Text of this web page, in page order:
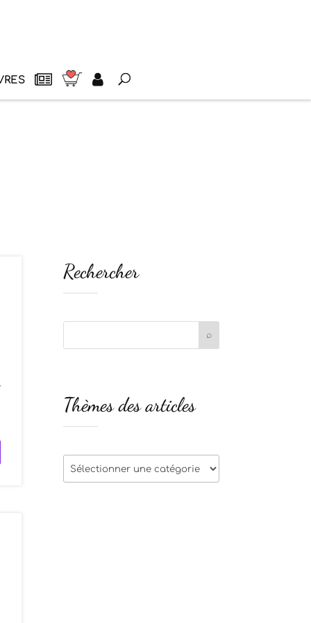
Rechercher
Thèmes des articles
Thèmes
des